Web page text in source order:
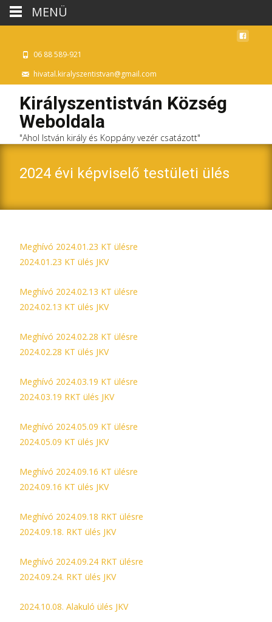
06 88 589-921
hivatal.kiralyszentistvan@gmail.com
Királyszentistván Község
Weboldala
"Ahol István király és Koppány vezér csatázott"
2024 évi képviselő testületi ülés
Meghívó 2024.01.23 KT ülésre
2024.01.23 KT ülés JKV
Meghívó 2024.02.13 KT ülésre
2024.02.13 KT ülés JKV
Meghívó 2024.02.28 KT ülésre
2024.02.28 KT ülés JKV
Meghívó 2024.03.19 KT ülésre
2024.03.19 RKT ülés JKV
Meghívó 2024.05.09 KT ülésre
2024.05.09 KT ülés JKV
Meghívó 2024.09.16 KT ülésre
2024.09.16 KT ülés JKV
Meghívó 2024.09.18 RKT ülésre
2024.09.18. RKT ülés JKV
Meghívó 2024.09.24 RKT ülésre
2024.09.24. RKT ülés JKV
2024.10.08. Alakuló ülés JKV
MENÜ